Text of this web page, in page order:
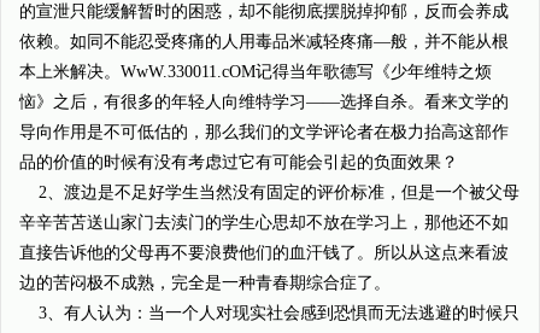
的宣泄只能缓解暂时的困惑，却不能彻底摆脱掉抑郁，反而会养成
依赖。如同不能忍受疼痛的人用毒品米减轻疼痛—般，并不能从根
本上米解决。WwW.330011.cOM记得当年歌德写《少年维特之烦
恼》之后，有很多的年轻人向维特学习——选择自杀。看来文学的
导向作用是不可低估的，那么我们的文学评论者在极力抬高这部作
品的价值的时候有没有考虑过它有可能会引起的负面效果？
2、渡边是不足好学生当然没有固定的评价标准，但是一个被父母
辛辛苦苫送山家门去渎门的学生心思却不放在学习上，那他还不如
直接告诉他的父母再不要浪费他们的血汗钱了。所以从这点来看波
边的苦闷极不成熟，完全是一种青春期综合症了。
3、有人认为：当一个人对现实社会感到恐惧而无法逃避的时候只